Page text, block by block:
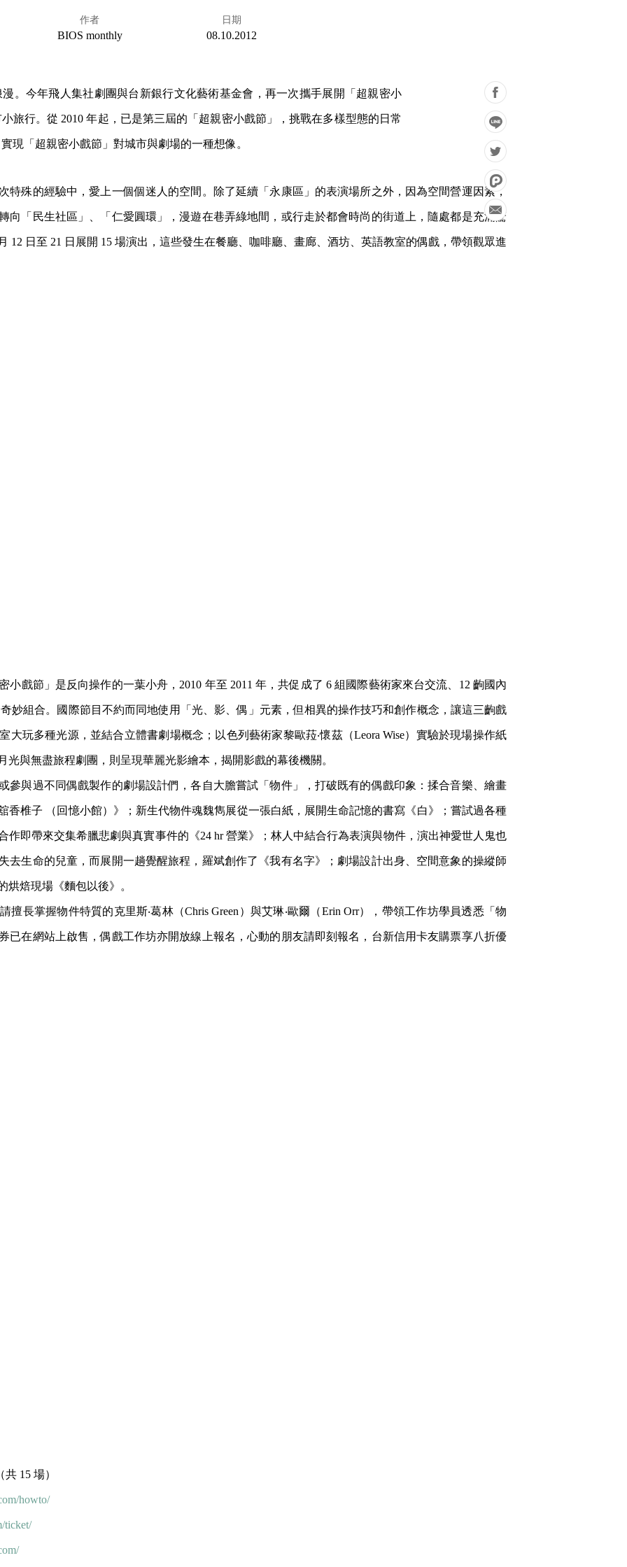
作者
BIOS monthly
日期
08.10.2012
。今年飛人集社劇團與台新銀行文化藝術基金會，再一次攜手展開「超親密小
旅行。從 2010 年起，已是第三屆的「超親密小戲節」，挑戰在多樣型態的日常
現「超親密小戲節」對城市與劇場的一種想像。
特殊的經驗中，愛上一個個迷人的空間。除了延續「永康區」的表演場所之外，因為空間營運因素，
向「民生社區」、「仁愛圓環」，漫遊在巷弄綠地間，或行走於都會時尚的街道上，隨處都是充滿驚
12 日至 21 日展開 15 場演出，這些發生在餐廳、咖啡廳、畫廊、酒坊、英語教室的偶戲，帶領觀眾進
小戲節」是反向操作的一葉小舟，2010 年至 2011 年，共促成了 6 組國際藝術家來台交流、12 齣國內
妙組合。國際節目不約而同地使用「光、影、偶」元素，但相異的操作技巧和創作概念，讓這三齣戲
大玩多種光源，並結合立體書劇場概念；以色列藝術家黎歐菈‧懷茲（Leora Wise）實驗於現場操作紙
與無盡旅程劇團，則呈現華麗光影繪本，揭開影戲的幕後機關。
參與過不同偶戲製作的劇場設計們，各自大膽嘗試「物件」，打破既有的偶戲印象：揉合音樂、繪畫
香椎子 （回憶小館）》；新生代物件魂魏雋展從一張白紙，展開生命記憶的書寫《白》；嘗試過各種
作即帶來交集希臘悲劇與真實事件的《24 hr 營業》；林人中結合行為表演與物件，演出神愛世人鬼也
去生命的兒童，而展開一趟覺醒旅程，羅斌創作了《我有名字》；劇場設計出身、空間意象的操縱師
烘焙現場《麵包以後》。
長掌握物件特質的克里斯‧葛林（Chris Green）與艾琳‧歐爾（Erin Orr），帶領工作坊學員透悉「物
已在網站上啟售，偶戲工作坊亦開放線上報名，心動的朋友請即刻報名，台新信用卡友購票享八折優
15 場）
howto/
ticket/